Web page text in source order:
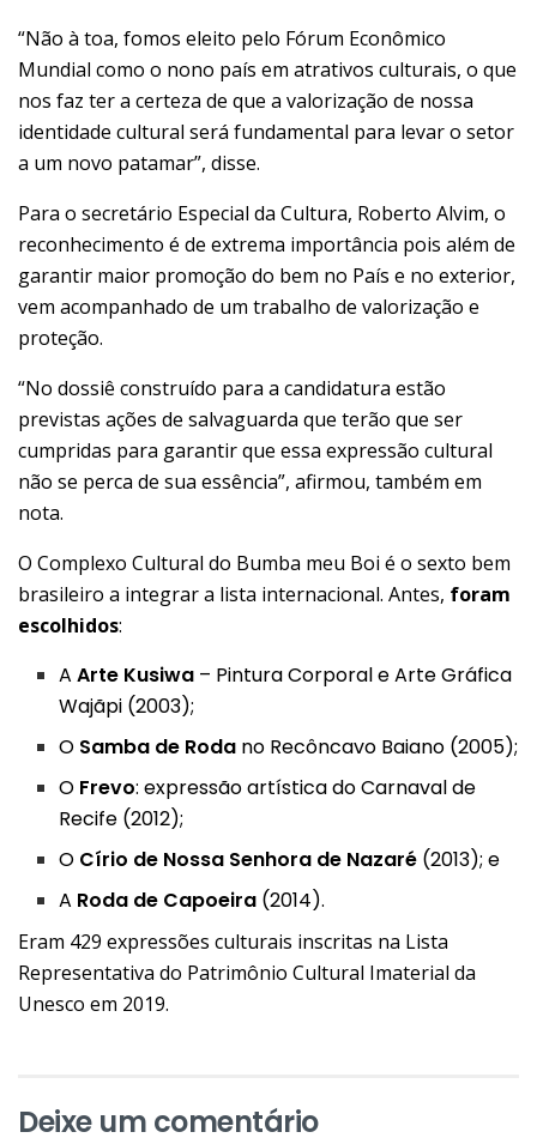
“Não à toa, fomos eleito pelo Fórum Econômico
Mundial como o nono país em atrativos culturais, o que
nos faz ter a certeza de que a valorização de nossa
identidade cultural será fundamental para levar o setor
a um novo patamar”, disse.
Para o secretário Especial da Cultura, Roberto Alvim, o
reconhecimento é de extrema importância pois além de
garantir maior promoção do bem no País e no exterior,
vem acompanhado de um trabalho de valorização e
proteção.
“No dossiê construído para a candidatura estão
previstas ações de salvaguarda que terão que ser
cumpridas para garantir que essa expressão cultural
não se perca de sua essência”, afirmou, também em
nota.
O Complexo Cultural do Bumba meu Boi é o sexto bem
brasileiro a integrar a lista internacional. Antes, foram
escolhidos:
AArte Kusiwa – Pintura Corporal e Arte Gráfica
Wajãpi (2003);
O Samba de Roda no Recôncavo Baiano (2005);
O Frevo: expressão artística do Carnaval de
Recife (2012);
O Círio de Nossa Senhora de Nazaré (2013); e
A Roda de Capoeira (2014).
Eram 429 expressões culturais inscritas na Lista
Representativa do Patrimônio Cultural Imaterial da
Unesco em 2019.
Deixe um comentário